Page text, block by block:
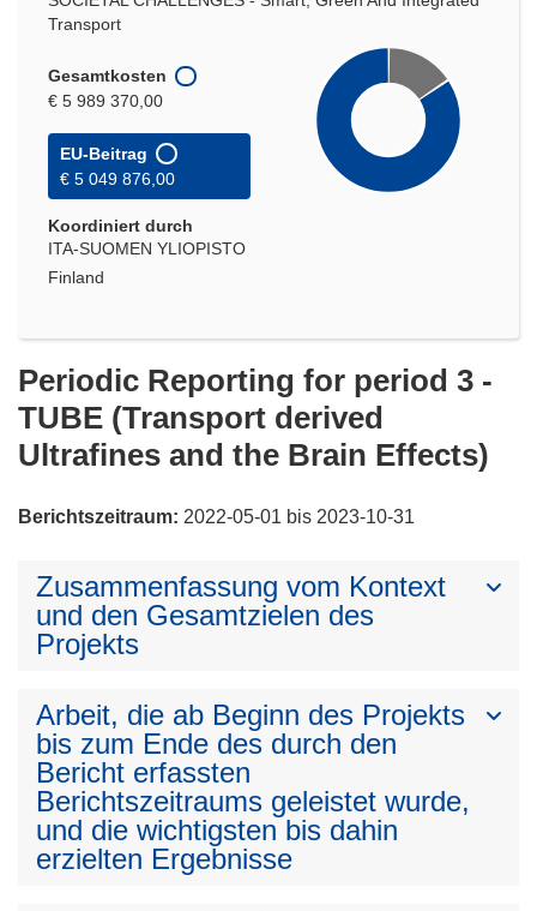
Transport
Gesamtkosten
€ 5 989 370,00
EU-Beitrag
€ 5 049 876,00
Koordiniert durch
ITA-SUOMEN YLIOPISTO
Finland
Periodic Reporting for period 3 -
TUBE (Transport derived
Ultrafines and the Brain Effects)
Berichtszeitraum: 2022-05-01 bis 2023-10-31
Zusammenfassung vom Kontext
und den Gesamtzielen des
Projekts
Arbeit, die ab Beginn des Projekts
bis zum Ende des durch den
Bericht erfassten
Berichtszeitraums geleistet wurde,
und die wichtigsten bis dahin
erzielten Ergebnisse